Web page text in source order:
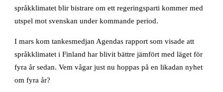
språkklimatet blir bistrare om ett regeringsparti kommer med
utspel mot svenskan under kommande period.
I mars kom tankesmedjan Agendas rapport som visade att
språkklimatet i Finland har blivit bättre jämfört med läget för
fyra år sedan. Vem vågar just nu hoppas på en likadan nyhet
om fyra år?